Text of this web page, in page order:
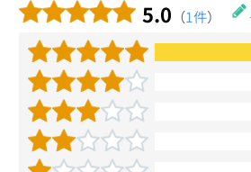
5.0 （1件）